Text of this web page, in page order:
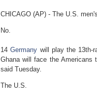
CHICAGO (AP) - The U.S.
No.
14Germany will play the 13th-
Ghana will face the Americans
said Tuesday.
The U.S.